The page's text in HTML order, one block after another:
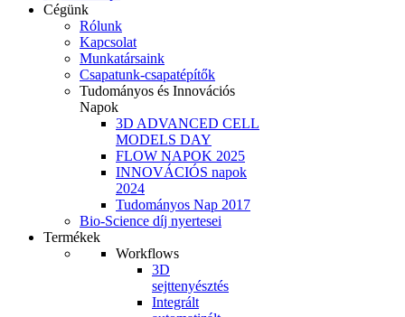
Cégünk
Rólunk
Kapcsolat
Munkatársaink
Csapatunk-csapatépítők
Tudományos és Innovációs
Napok
3D ADVANCED CELL
MODELS DAY
FLOW NAPOK 2025
INNOVÁCIÓS napok
2024
Tudományos Nap 2017
Bio-Science díj nyertesei
Termékek
Workflows
3D
sejttenyésztés
Integrált